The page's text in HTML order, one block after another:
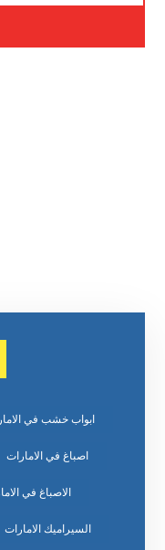
ابواب خشب في
اصباغ في الامارات
الاصباغ في
السيراميك الامارات